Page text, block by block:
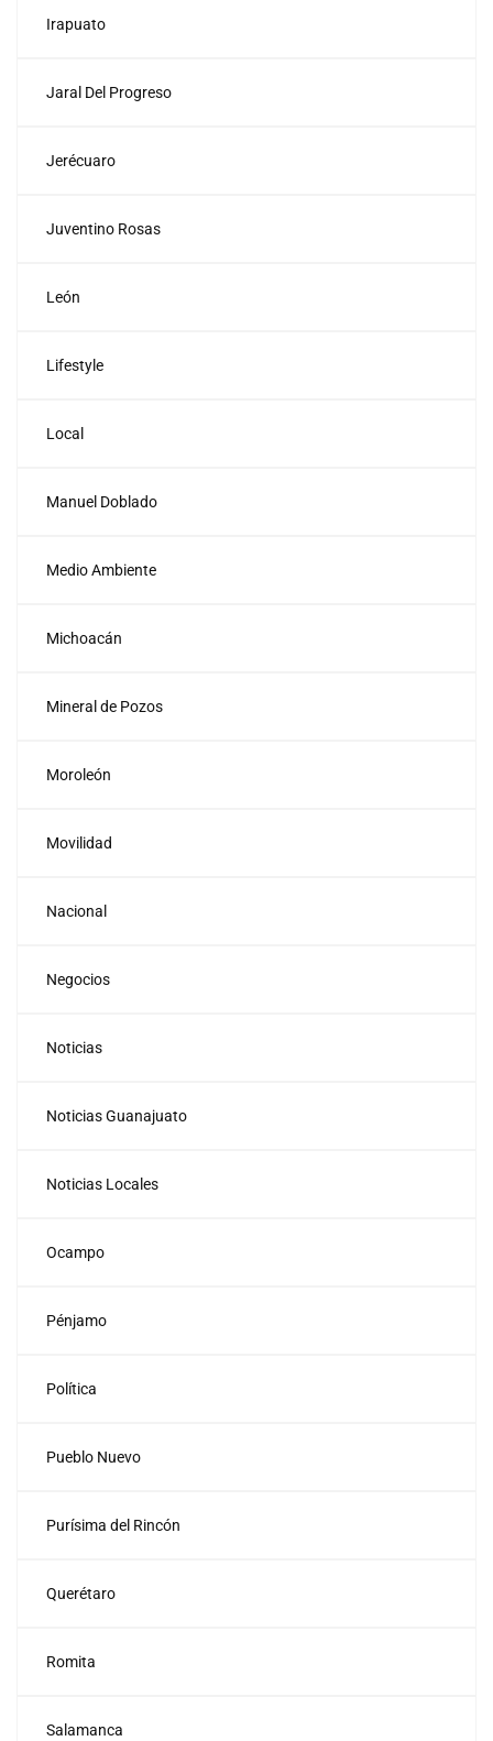
Irapuato
Jaral Del Progreso
Jerécuaro
Juventino Rosas
León
Lifestyle
Local
Manuel Doblado
Medio Ambiente
Michoacán
Mineral de Pozos
Moroleón
Movilidad
Nacional
Negocios
Noticias
Noticias Guanajuato
Noticias Locales
Ocampo
Pénjamo
Política
Pueblo Nuevo
Purísima del Rincón
Querétaro
Romita
Salamanca